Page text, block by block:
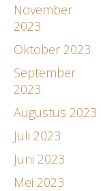
November
2023
Oktober 2023
September
2023
Augustus 2023
Juli 2023
Juni 2023
Mei 2023